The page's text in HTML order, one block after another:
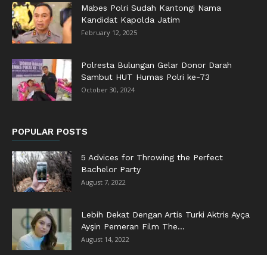
Mabes Polri Sudah Kantongi Nama
Kandidat Kapolda Jatim
February 12, 2025
Polresta Bulungan Gelar Donor Darah
Sambut HUT Humas Polri ke-73
October 30, 2024
POPULAR POSTS
5 Advices for Throwing the Perfect
Bachelor Party
August 7, 2022
Lebih Dekat Dengan Artis Turki Aktris Ayça
Ayşin Pemeran Film The...
August 14, 2022